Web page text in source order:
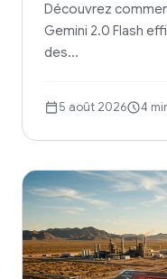
Découvrez
Gemini 2.0 Flash
des…
5 août 2026 4